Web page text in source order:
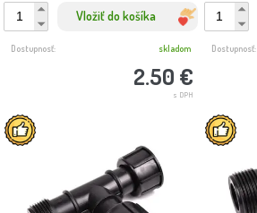
Vložiť do košíka
2.50 €
s DPH
Dostupnosť: skladom Dostupnosť: